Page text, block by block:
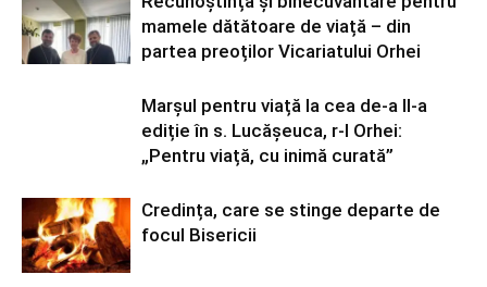
mamele dătătoare de viață – din
partea preoților Vicariatului Orhei
Marșul pentru viață la cea de-a II-a
ediție în s. Lucășeuca, r-l Orhei:
„Pentru viață, cu inimă curată”
Credința, care se stinge departe de
focul Bisericii